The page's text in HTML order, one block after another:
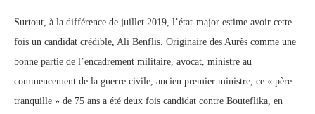
Surtout, à la différence de juillet 2019, l’état-major estime avoir cette
fois un candidat crédible, Ali Benflis. Originaire des Aurès comme une
bonne partie de l’encadrement militaire, avocat, ministre au
commencement de la guerre civile, ancien premier ministre, ce « père
tranquille » de 75 ans a été deux fois candidat contre Bouteflika, en